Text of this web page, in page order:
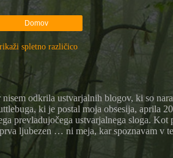
Domov
spletno različico
odkrila ustvarjalnih blogov, ki so
ki je postal moja obsesija, aprila
prevladujočega ustvarjalnega sloga.
ljubezen … ni meja, kar spoznavam v